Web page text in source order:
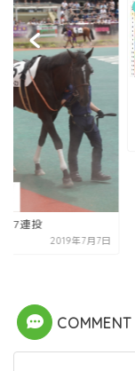
7連投
2019年7月7日
COMMENT